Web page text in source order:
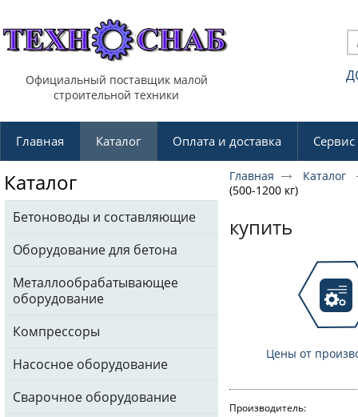
Официальный поставщик малой
строительной техники
Главная Каталог Оплата и доставка
Каталог
Бетоноводы и составляющие
Оборудование для бетона
Металлообрабатывающее
оборудование
Компрессоры
Насосное оборудование
Сварочное оборудование
Главная
Каталог
(500-1200 кг)
купить
Цены от
Производитель: